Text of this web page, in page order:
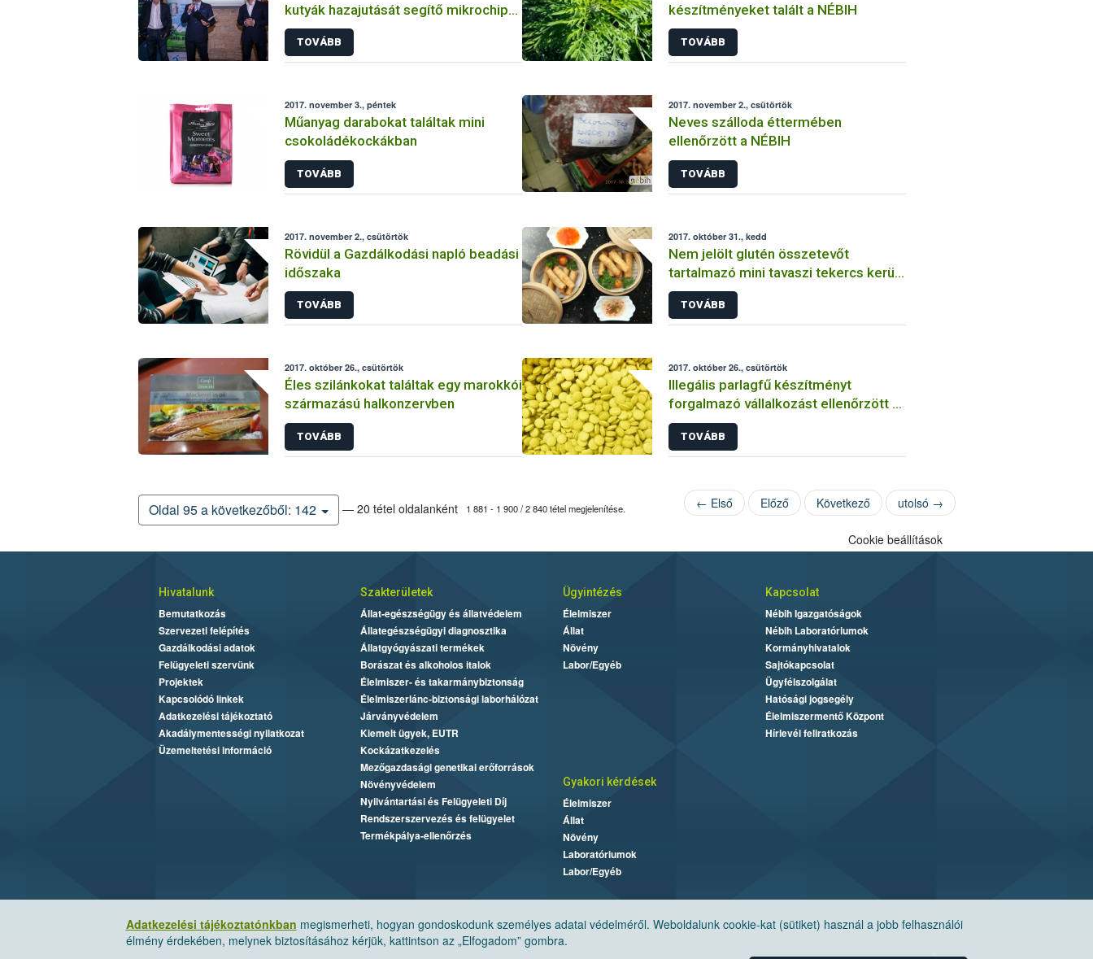
kutyák hazajutását segítő mikrochip-
leolvasó hálózat
TOVÁBB
készítményeket talált a NÉBIH
TOVÁBB
2017. november 3., péntek
Műanyag darabokat találtak mini
csokoládékockákban
TOVÁBB
2017. november 2., csütörtök
Neves szálloda éttermében
ellenőrzött a NÉBIH
TOVÁBB
2017. november 2., csütörtök
Rövidül a Gazdálkodási napló beadási
időszaka
TOVÁBB
2017. október 31., kedd
Nem jelölt glutén összetevőt
tartalmazó mini tavaszi tekercs került
forgalomba Magyarországon
TOVÁBB
2017. október 26., csütörtök
Éles szilánkokat találtak egy marokkói
származású halkonzervben
TOVÁBB
2017. október 26., csütörtök
Illegális parlagfű készítményt
forgalmazó vállalkozást ellenőrzött a
NÉBIH
TOVÁBB
Oldal 95 a következőből: 142 — 20 tétel oldalanként 1 881 - 1 900 / 2 840 tétel megjelenítése. ← Első Előző Következő utolsó →
Adatkezelési tájékoztatónkban megismerheti, hogyan gondoskodunk személyes adatai védelméről. Weboldalunk cookie-kat (sütiket) használ a jobb felhasználói
élmény érdekében, melynek biztosításához kérjük, kattintson az „Elfogadom” gombra.
Cookie beállítások
Hivatalunk
Bemutatkozás
Szervezeti felépítés
Gazdálkodási adatok
Felügyeleti szervünk
Projektek
Kapcsolódó linkek
Adatkezelési tájékoztató
Akadálymentességi nyilatkozat
Üzemeltetési információ
Szakterületek
Állat-egészségügy és állatvédelem
Állategészségügyi diagnosztika
Állatgyógyászati termékek
Borászat és alkoholos italok
Élelmiszer- és takarmánybiztonság
Élelmiszerlánc-biztonsági laborhálózat
Járványvédelem
Kiemelt ügyek, EUTR
Kockázatkezelés
Mezőgazdasági genetikai erőforrások
Növényvédelem
Nyilvántartási és Felügyeleti Díj
Rendszerszervezés és felügyelet
Termékpálya-ellenőrzés
Ügyintézés
Élelmiszer
Állat
Növény
Labor/Egyéb
Kapcsolat
Nébih Igazgatóságok
Nébih Laboratóriumok
Kormányhivatalok
Sajtókapcsolat
Ügyfélszolgálat
Hatósági jogsegély
Élelmiszermentő Központ
Hírlevél feliratkozás
Gyakori kérdések
Élelmiszer
Állat
Növény
Laboratóriumok
Labor/Egyéb